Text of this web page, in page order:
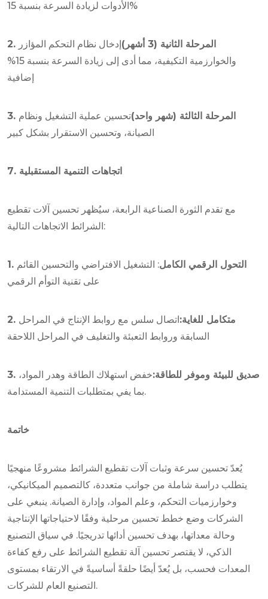
الأدوات لزيادة السرعة بنسبة 15%
2. المرحلة الثانية (3 أشهر)
إدخال نظام التحكم المؤازر
والخوارزمية التكيفية، مما أدى إلى زيادة السرعة بنسبة 15%
إضافية
3. المرحلة الثالثة (شهر واحد)تحسين عملية التشغيل ونظام
الصيانة، وتحسين الاستقرار بشكل كبير
7. اتجاهات التنمية المستقبلية
مع تقدم الثورة الصناعية الرابعة، سيُظهر تحسين آلات تقطيع
الشرائط الاتجاهات التالية:
1. التحول الرقمي الكامل: التشغيل الافتراضي والتحسين القائم
على تقنية التوأم الرقمي
2. متكامل للغاية:اتصال سلس مع روابط الإنتاج في المراحل
السابقة وروابط التعبئة والتغليف في المراحل اللاحقة
3. صديق للبيئة وموفر للطاقة:خفض استهلاك الطاقة وهدر المواد،
بما يفي بمتطلبات التنمية المستدامة.
خاتمة
يُعدّ تحسين سرعة وثبات آلات تقطيع الشرائط مشروعًا منهجيًا
يتطلب دراسة شاملة من جوانب متعددة، كالتصميم الميكانيكي،
وخوارزميات التحكم، وعلم المواد، وإدارة الصيانة. ينبغي على
الشركات وضع خطط تحسين مرحلية وفقًا لاحتياجاتها الإنتاجية
وحالة معداتها، بهدف تحسين أدائها تدريجيًا. في سياق التصنيع
الذكي، لا يقتصر تحسين آلة تقطيع الشرائط على رفع كفاءة
المعدات فحسب، بل يُعدّ أيضًا حلقةً أساسيةً في الارتقاء بمستوى
التصنيع العام للشركات.